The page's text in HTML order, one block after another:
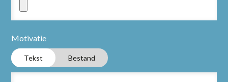
Motivatie
Tekst Bestand